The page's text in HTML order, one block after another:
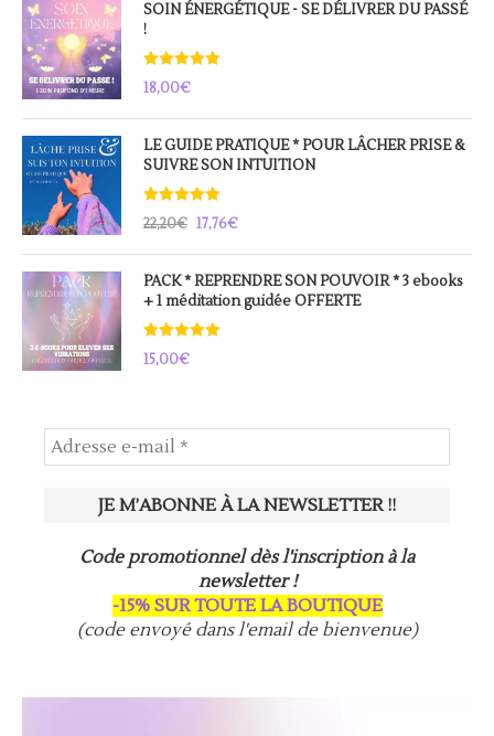
SOIN ÉNERGÉTIQUE - SE DÉLIVRER DU PASSÉ
!
Note5.00
sur 5
18,00€
LE GUIDE PRATIQUE * POUR LÂCHER PRISE &
SUIVRE SON INTUITION
Note 5.00
sur 5
22,20€
Le
prix
initial
était :
22,20€.
17,76€
Le
prix
actuel
17,76€.
PACK * REPRENDRE SON POUVOIR * 3 ebooks
+ 1 méditation guidée OFFERTE
Note5.00
sur 5
15,00€
Code promotionnel dès l'inscription à la
newsletter !
-15% SUR TOUTE LA BOUTIQUE
(code envoyé dans l'email de bienvenue)